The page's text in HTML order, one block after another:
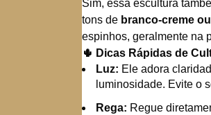
Sim, essa escultura
tons de branco-creme
espinhos, geralmente na
🌵 Dicas Rápidas de
Luz: Ele adora
luminosidade. Evite o
Rega: Regue